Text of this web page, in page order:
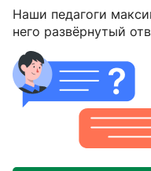
Наши педагоги
него развёрнутый